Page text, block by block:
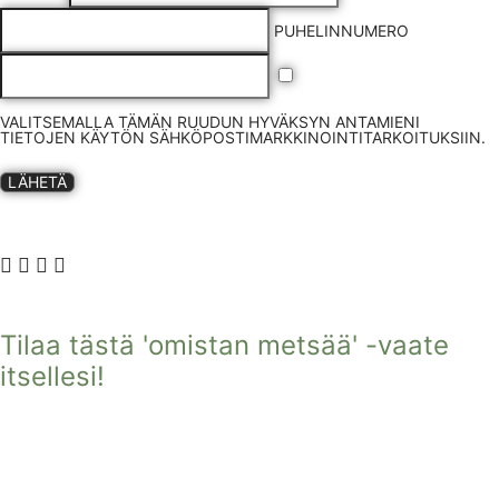
PUHELINNUMERO
VALITSEMALLA TÄMÄN RUUDUN HYVÄKSYN ANTAMIENI
TIETOJEN KÄYTÖN SÄHKÖPOSTIMARKKINOINTITARKOITUKSIIN.
LÄHETÄ
Tilaa tästä 'omistan metsää' -vaate
itsellesi!